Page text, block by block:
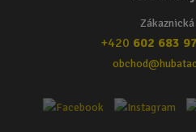
+420 602 683